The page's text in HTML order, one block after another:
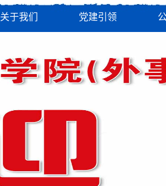
关于我们 党建引领